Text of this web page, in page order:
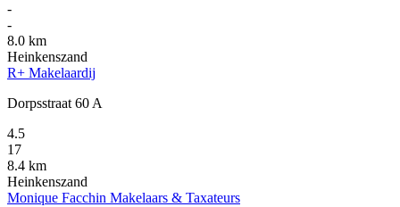
-
-
8.0 km
Heinkenszand
R+ Makelaardij
Dorpsstraat 60 A
4.5
17
8.4 km
Heinkenszand
Monique Facchin Makelaars & Taxateurs